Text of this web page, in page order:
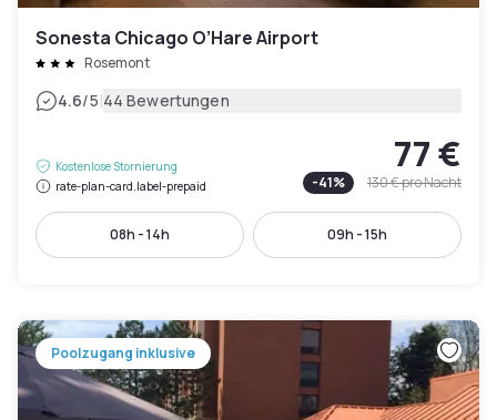
Sonesta Chicago O’Hare Airport
Rosemont
4.6/5|44 Bewertungen
Kostenlose Stornierung
rate-plan-card.label-prepaid
77 €
-41% 130 €pro Nacht
08h - 14h 09h - 15h
Poolzugang inklusive